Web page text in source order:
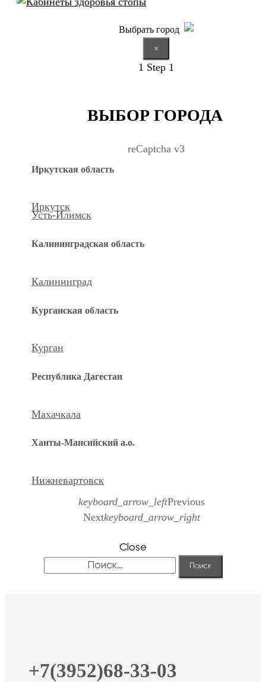
Выбрать город
×
1 Step 1
ВЫБОР ГОРОДА
reCaptcha v3
Иркутская область
Иркутск
Усть-Илимск
Калининградская область
Калининград
Курганская область
Курган
Республика Дагестан
Махачкала
Ханты-Мансийский а.о.
Нижневартовск
keyboard_arrow_leftPrevious
Nextkeyboard_arrow_right
Close
+7(3952)68-33-03